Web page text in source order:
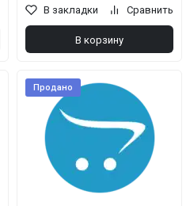
В закладки Сравнить
В корзину
Продано